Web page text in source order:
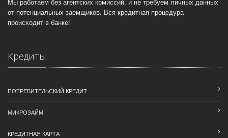
от потенциальных заемщиков. Вся кредитная процедура
происходит в банке!
Кредиты
ПОТРЕБИТЕЛЬСКИЙ КРЕДИТ
МИКРОЗАЙМ
КРЕДИТНАЯ КАРТА